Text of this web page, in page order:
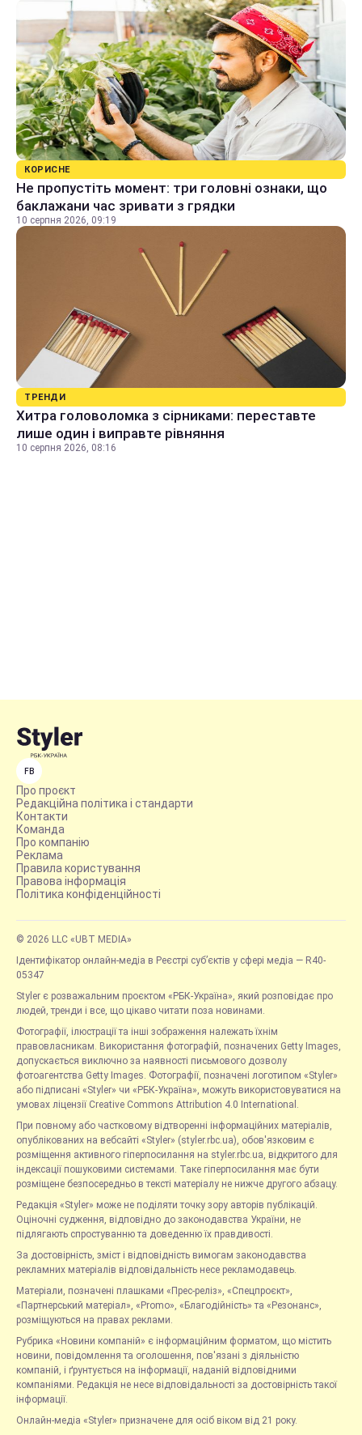
КОРИСНЕ
Не пропустіть момент: три головні ознаки, що
баклажани час зривати з грядки
10 серпня 2026, 09:19
ТРЕНДИ
Хитра головоломка з сірниками: переставте
лише один і виправте рівняння
10 серпня 2026, 08:16
FB
Про проєкт
Редакційна політика і стандарти
Контакти
Команда
Про компанію
Реклама
Правила користування
Правова інформація
Політика конфіденційності
© 2026 LLC «UBT MEDIA»
Ідентифікатор онлайн-медіа в Реєстрі суб’єктів у сфері медіа — R40-
05347
Styler є розважальним проєктом «РБК-Україна», який розповідає про
людей, тренди і все, що цікаво читати поза новинами.
Фотографії, ілюстрації та інші зображення належать їхнім
правовласникам. Використання фотографій, позначених Getty Images,
допускається виключно за наявності письмового дозволу
фотоагентства Getty Images. Фотографії, позначені логотипом «Styler»
або підписані «Styler» чи «РБК-Україна», можуть використовуватися на
умовах ліцензії Creative Commons Attribution 4.0 International.
При повному або частковому відтворенні інформаційних матеріалів,
опублікованих на вебсайті «Styler» (styler.rbc.ua), обов'язковим є
розміщення активного гіперпосилання на styler.rbc.ua, відкритого для
індексації пошуковими системами. Таке гіперпосилання має бути
розміщене безпосередньо в тексті матеріалу не нижче другого абзацу.
Редакція «Styler» може не поділяти точку зору авторів публікацій.
Оціночні судження, відповідно до законодавства України, не
підлягають спростуванню та доведенню їх правдивості.
За достовірність, зміст і відповідність вимогам законодавства
рекламних матеріалів відповідальність несе рекламодавець.
Матеріали, позначені плашками «Прес-реліз», «Спецпроєкт»,
«Партнерський матеріал», «Promo», «Благодійність» та «Резонанс»,
розміщуються на правах реклами.
Рубрика «Новини компаній» є інформаційним форматом, що містить
новини, повідомлення та оголошення, пов'язані з діяльністю
компаній, і ґрунтується на інформації, наданій відповідними
компаніями. Редакція не несе відповідальності за достовірність такої
інформації.
Онлайн-медіа «Styler» призначене для осіб віком від 21 року.